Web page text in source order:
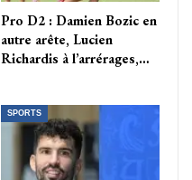
Pro D2 : Damien Bozic en
autre arête, Lucien
Richardis à l’arrérages,…
SPORTS